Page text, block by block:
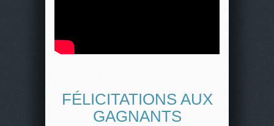
FÉLICITATIONS AUX
GAGNANTS